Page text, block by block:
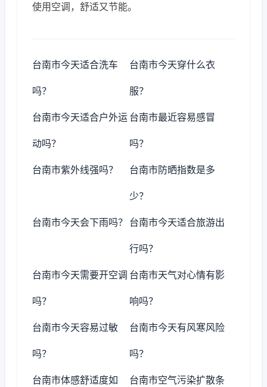
使用空调，舒适又节能。
台南市今天适合洗车
吗？
台南市今天穿什么衣
服？
台南市今天适合户外运
动吗？
台南市最近容易感冒
吗？
台南市紫外线强吗？ 台南市防晒指数是多
少？
台南市今天会下雨吗？ 台南市今天适合旅游出
行吗？
台南市今天需要开空调
吗？
台南市天气对心情有影
响吗？
台南市今天容易过敏
吗？
台南市今天有风寒风险
吗？
台南市体感舒适度如 台南市空气污染扩散条